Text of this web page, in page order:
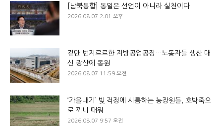
[남북통합] 통일은 선언이 아니라 실천이다
2026.08.07 2:01 오후
겉만 번지르르한 지방공업공장…노동자들 생산 대
신 광산에 동원
2026.08.07 11:59 오전
‘가을내기’ 빚 걱정에 시름하는 농장원들, 호박죽으
로 끼니 때워
2026.08.07 9:57 오전